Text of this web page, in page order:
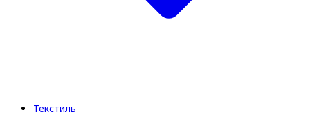
Текстиль